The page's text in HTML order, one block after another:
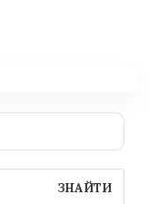
ЗНАЙТИ